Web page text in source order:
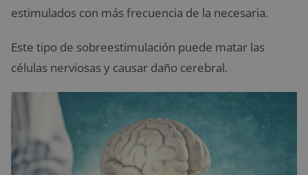
estimulados con más frecuencia de la necesaria.
Este tipo de sobreestimulación puede matar las
células nerviosas y causar daño cerebral.